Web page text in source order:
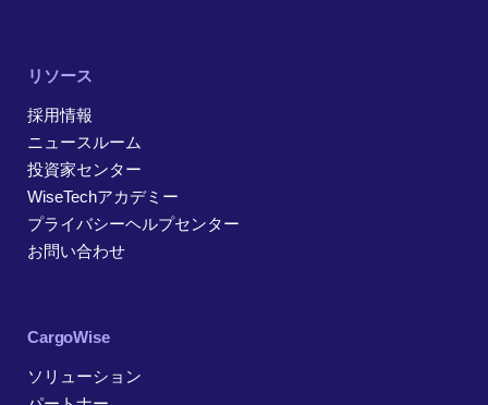
リソース
採用情報
ニュースルーム
投資家センター
WiseTechアカデミー
プライバシーヘルプセンター
お問い合わせ
CargoWise
ソリューション